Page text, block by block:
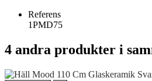
Referens
1PMD75
4 andra produkter i